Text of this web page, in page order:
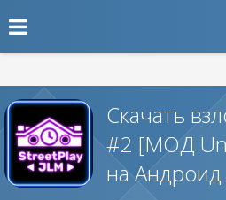
Скачать
#2 [МОД
на Андроид